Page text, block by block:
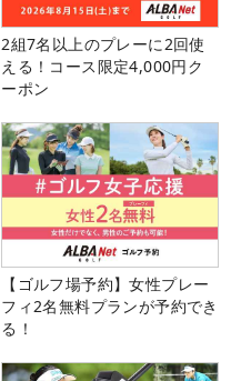
2組7名以上のプレーに2回使
える！コース限定4,000円ク
ーポン
【ゴルフ場予約】女性プレー
フィ2名無料プランが予約でき
る！